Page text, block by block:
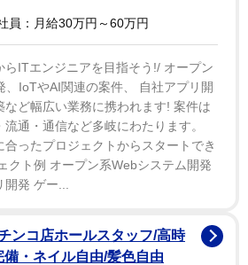
もらった印象です。私は『仮面を
か』とよく言われるんですけど、
口は『仮面がいつか破れるんじゃ
影させてくれないかという話だっ
んは、ゆうちゃんだったね』と言
海と夕日…。写真集では、さま
表現されている。画家でもあるオ
るアダルトのヌード写真って感覚
員：月給30万円～60万円
らITエンジニアを目指そう!/ オープン
、IoTやAI関連の案件、 自社アプリ開
など幅広い業務に携われます! 案件は
通・通信など多岐にわたります。
ったプロジェクトからスタートでき
クト例 オープン系Webシステム開発
発 ゲー...
ンコ店ホールスタッフ/高時
・ネイル自由/髪色自由